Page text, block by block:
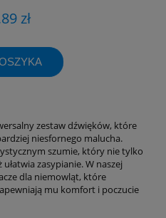
zł
zestaw dźwięków, które
niesfornego malucha.
szumie, który nie tylko
zasypianie. W naszej
dla niemowląt, które
mu komfort i poczucie